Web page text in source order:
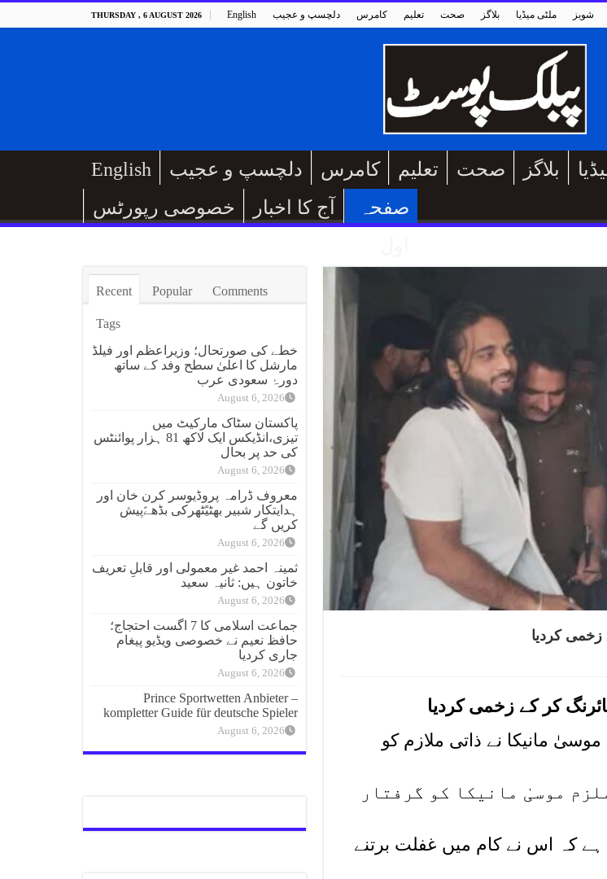
THURSDAY , 6 AUGUST 2026 English دلچسپ و عجیب کامرس تعلیم صحت بلاگز ملٹی میڈیا شوبز
English دلچسپ و عجیب کامرس تعلیم صحت بلاگز
خصوصی رپورٹس
آج کا اخبار
صفحہ
زخمی کردیا
کر کے زخمی کردیا
مانیکا نے ذاتی ملازم کو
موسیٰ مانیکا کو گرفتار
ہے کہ اس نے کام میں غفلت برتنے
Recent Popular Comments
Tags
خطے کی صورتحال؛ وزیراعظم اور فیلڈ
مارشل کا اعلیٰ سطح وفد کے ساتھ
دورۂ سعودی عرب
August 6, 2026
پاکستان سٹاک مارکیٹ میں
تیزی،انڈیکس ایک لاکھ 81 ہزار پوائنٹس
کی حد پر بحال
August 6, 2026
معروف ڈرامہ پروڈیوسر کرن خان اور
ہدایتکار شبیر بھٹیًٹھرکی بڈھےًپیش
کریں گے
August 6, 2026
ثمینہ احمد غیر معمولی اور قابلِ تعریف
خاتون ہیں: ثانیہ سعید
August 6, 2026
جماعت اسلامی کا 7 اگست احتجاج؛
حافظ نعیم نے خصوصی ویڈیو پیغام
جاری کردیا
August 6, 2026
Prince Sportwetten Anbieter –
kompletter Guide für deutsche Spieler
August 6, 2026